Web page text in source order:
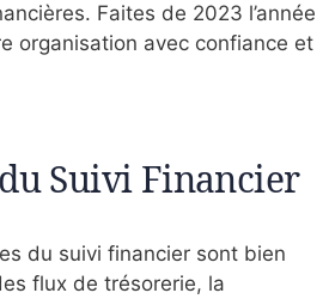
Faites de 2023 l’année
organisation avec confiance et
Suivi Financier
du suivi financier sont bien
flux de trésorerie, la